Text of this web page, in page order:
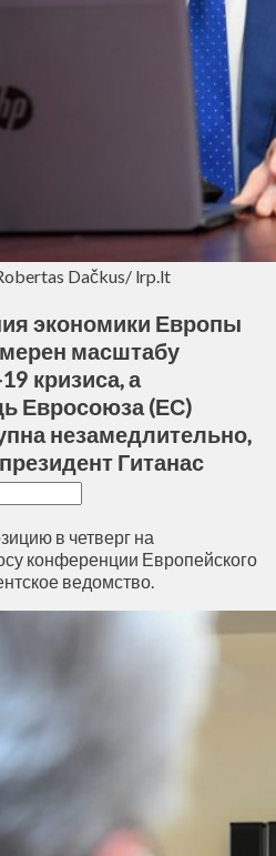
Dačkus/ lrp.lt
экономики Европы
масштабу
кризиса, а
Евросоюза (ЕС)
незамедлительно,
Гитанас
в четверг на
конференции Европейского
ведомство.